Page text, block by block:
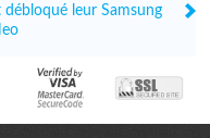
leur Samsung